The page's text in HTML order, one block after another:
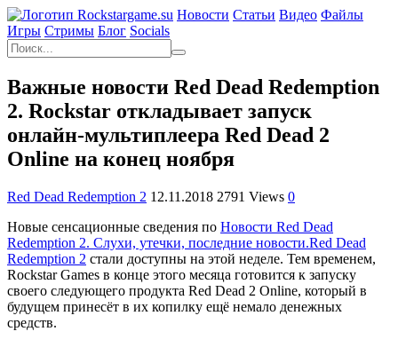
Новости Статьи Видео Файлы
Игры Cтримы Блог Socials
Важные новости Red Dead Redemption
2. Rockstar откладывает запуск
онлайн-мультиплеера Red Dead 2
Online на конец ноября
Red Dead Redemption 2 12.11.2018 2791 Views 0
Новые сенсационные сведения по Новости Red Dead
Redemption 2. Слухи, утечки, последние новости.Red Dead
Redemption 2 стали доступны на этой неделе. Тем временем,
Rockstar Games в конце этого месяца готовится к запуску
своего следующего продукта Red Dead 2 Online, который в
будущем принесёт в их копилку ещё немало денежных
средств.